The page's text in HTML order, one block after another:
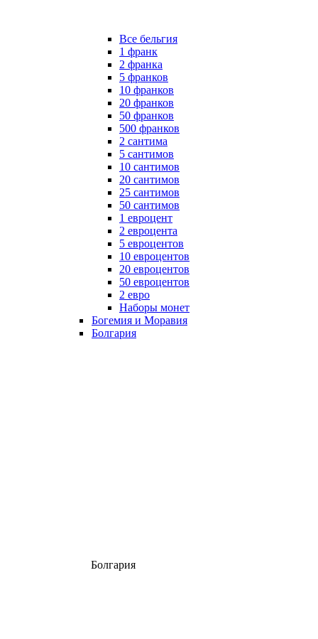
Все бельгия
1 франк
2 франка
5 франков
10 франков
20 франков
50 франков
500 франков
2 сантима
5 сантимов
10 сантимов
20 сантимов
25 сантимов
50 сантимов
1 евроцент
2 евроцента
5 евроцентов
10 евроцентов
20 евроцентов
50 евроцентов
2 евро
Наборы монет
Богемия и Моравия
Болгария
Болгария